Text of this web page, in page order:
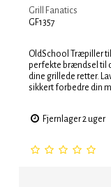
Grill Fanatics
GF1357
OldSchool Træpiller
perfekte brændsel til
dine grillede retter.
sikkert forbedre din
Fjernlager 2 uger